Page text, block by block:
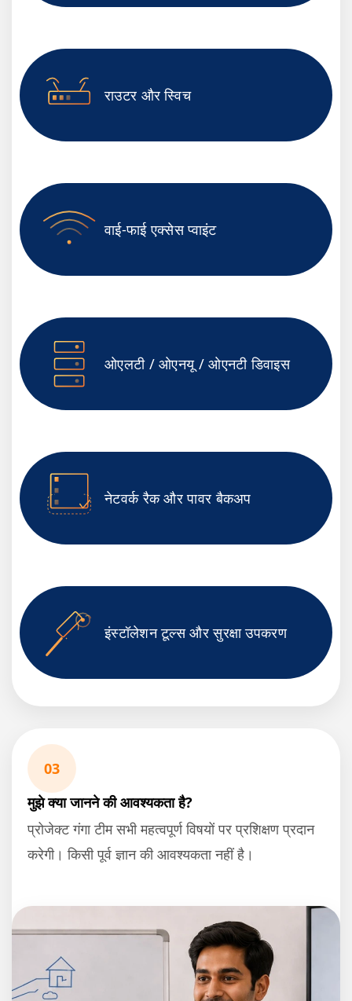
राउटर और स्विच
वाई-फाई एक्सेस प्वाइंट
ओएलटी / ओएनयू / ओएनटी डिवाइस
नेटवर्क रैक और पावर बैकअप
इंस्टॉलेशन टूल्स और सुरक्षा उपकरण
03
मुझे क्या जानने की आवश्यकता है?
प्रोजेक्ट गंगा टीम सभी महत्वपूर्ण विषयों पर प्रशिक्षण प्रदान
करेगी। किसी पूर्व ज्ञान की आवश्यकता नहीं है।